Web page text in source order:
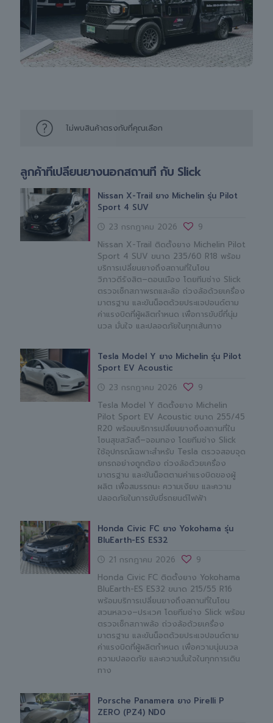
ไม่พบสินค้าตรงกับที่คุณเลือก
ลูกค้าที่เปลี่ยนยางนอกสถานที่ กับ Slick
Nissan X-Trail ยาง Michelin รุ่น Pilot
Sport 4 SUV
23 กรกฎาคม 2026
9
Nissan X-Trail ติดตั้งยาง Michelin Pilot
Sport 4 SUV ขนาด 235/60 R18 พร้อม
บริการเปลี่ยนยางถึงสถานที่ในโซน
วิภาวดีรังสิต–ดอนเมือง โดยทีมช่าง Slick
ตรวจเช็กสภาพรถและล้อ ถ่วงล้อด้วยเครื่อง
มาตรฐาน และขันน็อตด้วยประแจปอนด์ตาม
ค่าแรงบิดที่ผู้ผลิตกำหนด เพื่อการขับขี่ที่นุ่ม
นวล มั่นใจ และปลอดภัยในทุกเส้นทาง
Tesla Model Y ยาง Michelin รุ่น Pilot
Sport EV Acoustic
23 กรกฎาคม 2026
9
Tesla Model Y ติดตั้งยาง Michelin
Pilot Sport EV Acoustic ขนาด 255/45
R20 พร้อมบริการเปลี่ยนยางถึงสถานที่ใน
โซนสุขสวัสดิ์–จอมทอง โดยทีมช่าง Slick
ใช้อุปกรณ์เฉพาะสำหรับ Tesla ตรวจสอบจุด
ยกรถอย่างถูกต้อง ถ่วงล้อด้วยเครื่อง
มาตรฐาน และขันน็อตตามค่าแรงบิดของผู้
ผลิต เพื่อสมรรถนะ ความเงียบ และความ
ปลอดภัยในการขับขี่รถยนต์ไฟฟ้า
Honda Civic FC ยาง Yokohama รุ่น
BluEarth-ES ES32
21 กรกฎาคม 2026
9
Honda Civic FC ติดตั้งยาง Yokohama
BluEarth-ES ES32 ขนาด 215/55 R16
พร้อมบริการเปลี่ยนยางถึงสถานที่ในโซน
สวนหลวง–ประเวศ โดยทีมช่าง Slick พร้อม
ตรวจเช็กสภาพล้อ ถ่วงล้อด้วยเครื่อง
มาตรฐาน และขันน็อตด้วยประแจปอนด์ตาม
ค่าแรงบิดที่ผู้ผลิตกำหนด เพื่อความนุ่มนวล
ความปลอดภัย และความมั่นใจในทุกการเดิน
ทาง
Porsche Panamera ยาง Pirelli P
ZERO (PZ4) ND0